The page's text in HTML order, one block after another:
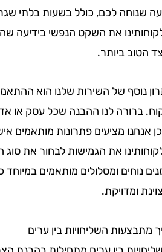
לכם, כולל בשעות בלתי
את השקט הנפשי בידיעה
ביותר.
של השירות שלנו הוא ההתאמה
לנו ההבנה שכל עסק או אדם
מציעים פתרונות מותאמים
את הגמישות לבחור את סוג
ומסלולים מותאמים במיוחד כדי
השליחויות בין ערים